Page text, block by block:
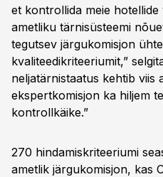
et kontrollida meie
ametliku tärnisüsteemi
tegutsev järgukomisjon
kvaliteedikriteeriumit,”
neljatärnistaatus kehtib viis
ekspertkomisjon ka hiljem
kontrollkäike.”
270 hindamiskriteeriumi
ametlik järgukomisjon, kas